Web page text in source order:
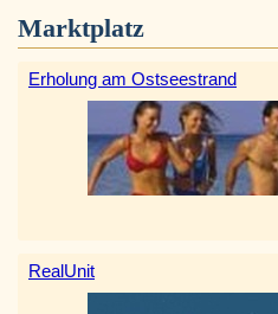
Marktplatz
Erholung am Ostseestrand
RealUnit